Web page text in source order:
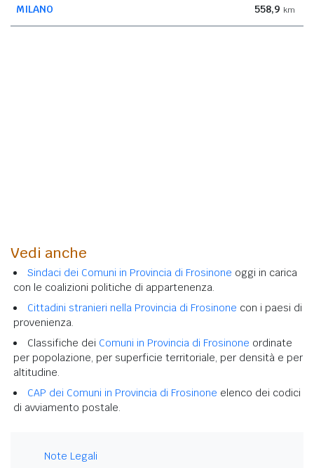
MILANO 558,9 km
Vedi anche
Sindaci dei Comuni in Provincia di Frosinone oggi in carica
con le coalizioni politiche di appartenenza.
Cittadini stranieri nella Provincia di Frosinone con i paesi di
provenienza.
Classifiche dei Comuni in Provincia di Frosinone ordinate
per popolazione, per superficie territoriale, per densità e per
altitudine.
CAP dei Comuni in Provincia di Frosinone elenco dei codici
di avviamento postale.
Note Legali